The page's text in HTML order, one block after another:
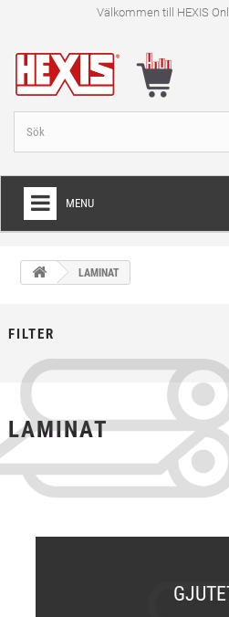
Välkommen till HEXIS
MENU
WRAPFOLIE
SPECIAL SKÄRFOLIE
TEXTIL
SKYDDSFILM
VERKTYG & TILLBEHÖR
LAMINAT
FILTER
LAMINAT